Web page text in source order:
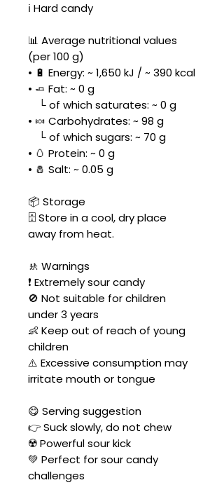
ℹ️ Hard candy
📊 Average nutritional values
(per 100 g)
• 🔋 Energy: ~ 1,650 kJ / ~ 390 kcal
• 🧈 Fat: ~ 0 g
└ of which saturates: ~ 0 g
• 🍬 Carbohydrates: ~ 98 g
└ of which sugars: ~ 70 g
• 🥚 Protein: ~ 0 g
• 🧂 Salt: ~ 0.05 g
📦 Storage
🗄️ Store in a cool, dry place
away from heat.
🚸 Warnings
❗ Extremely sour candy
🚫 Not suitable for children
under 3 years
👶 Keep out of reach of young
children
⚠️ Excessive consumption may
irritate mouth or tongue
😋 Serving suggestion
👉 Suck slowly, do not chew
☢️ Powerful sour kick
💚 Perfect for sour candy
challenges